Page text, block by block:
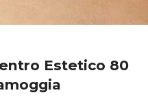
Estetico 80